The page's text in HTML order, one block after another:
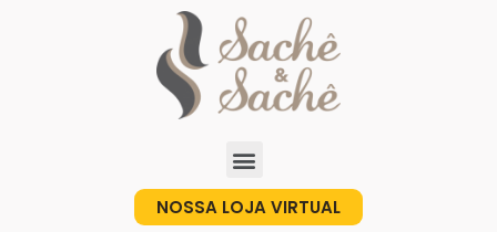
NOSSA LOJA VIRTUAL